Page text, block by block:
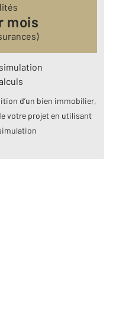
mois
d’un bien immobilier,
votre projet en utilisant